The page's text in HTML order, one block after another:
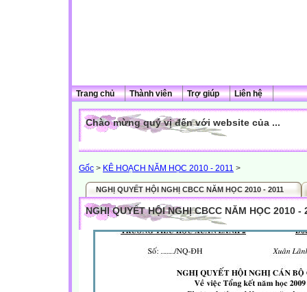
Trang chủ Thành viên Trợ giúp Liên hệ
Chào mừng quý vị đến với website của ...
Gốc > KÊ HOẠCH NĂM HỌC 2010 - 2011 >
NGHỊ QUYẾT HỘI NGHỊ CBCC NĂM HỌC 2010 - 2011
NGHỊ QUYẾT HỘI NGHỊ CBCC NĂM HỌC 2010 -